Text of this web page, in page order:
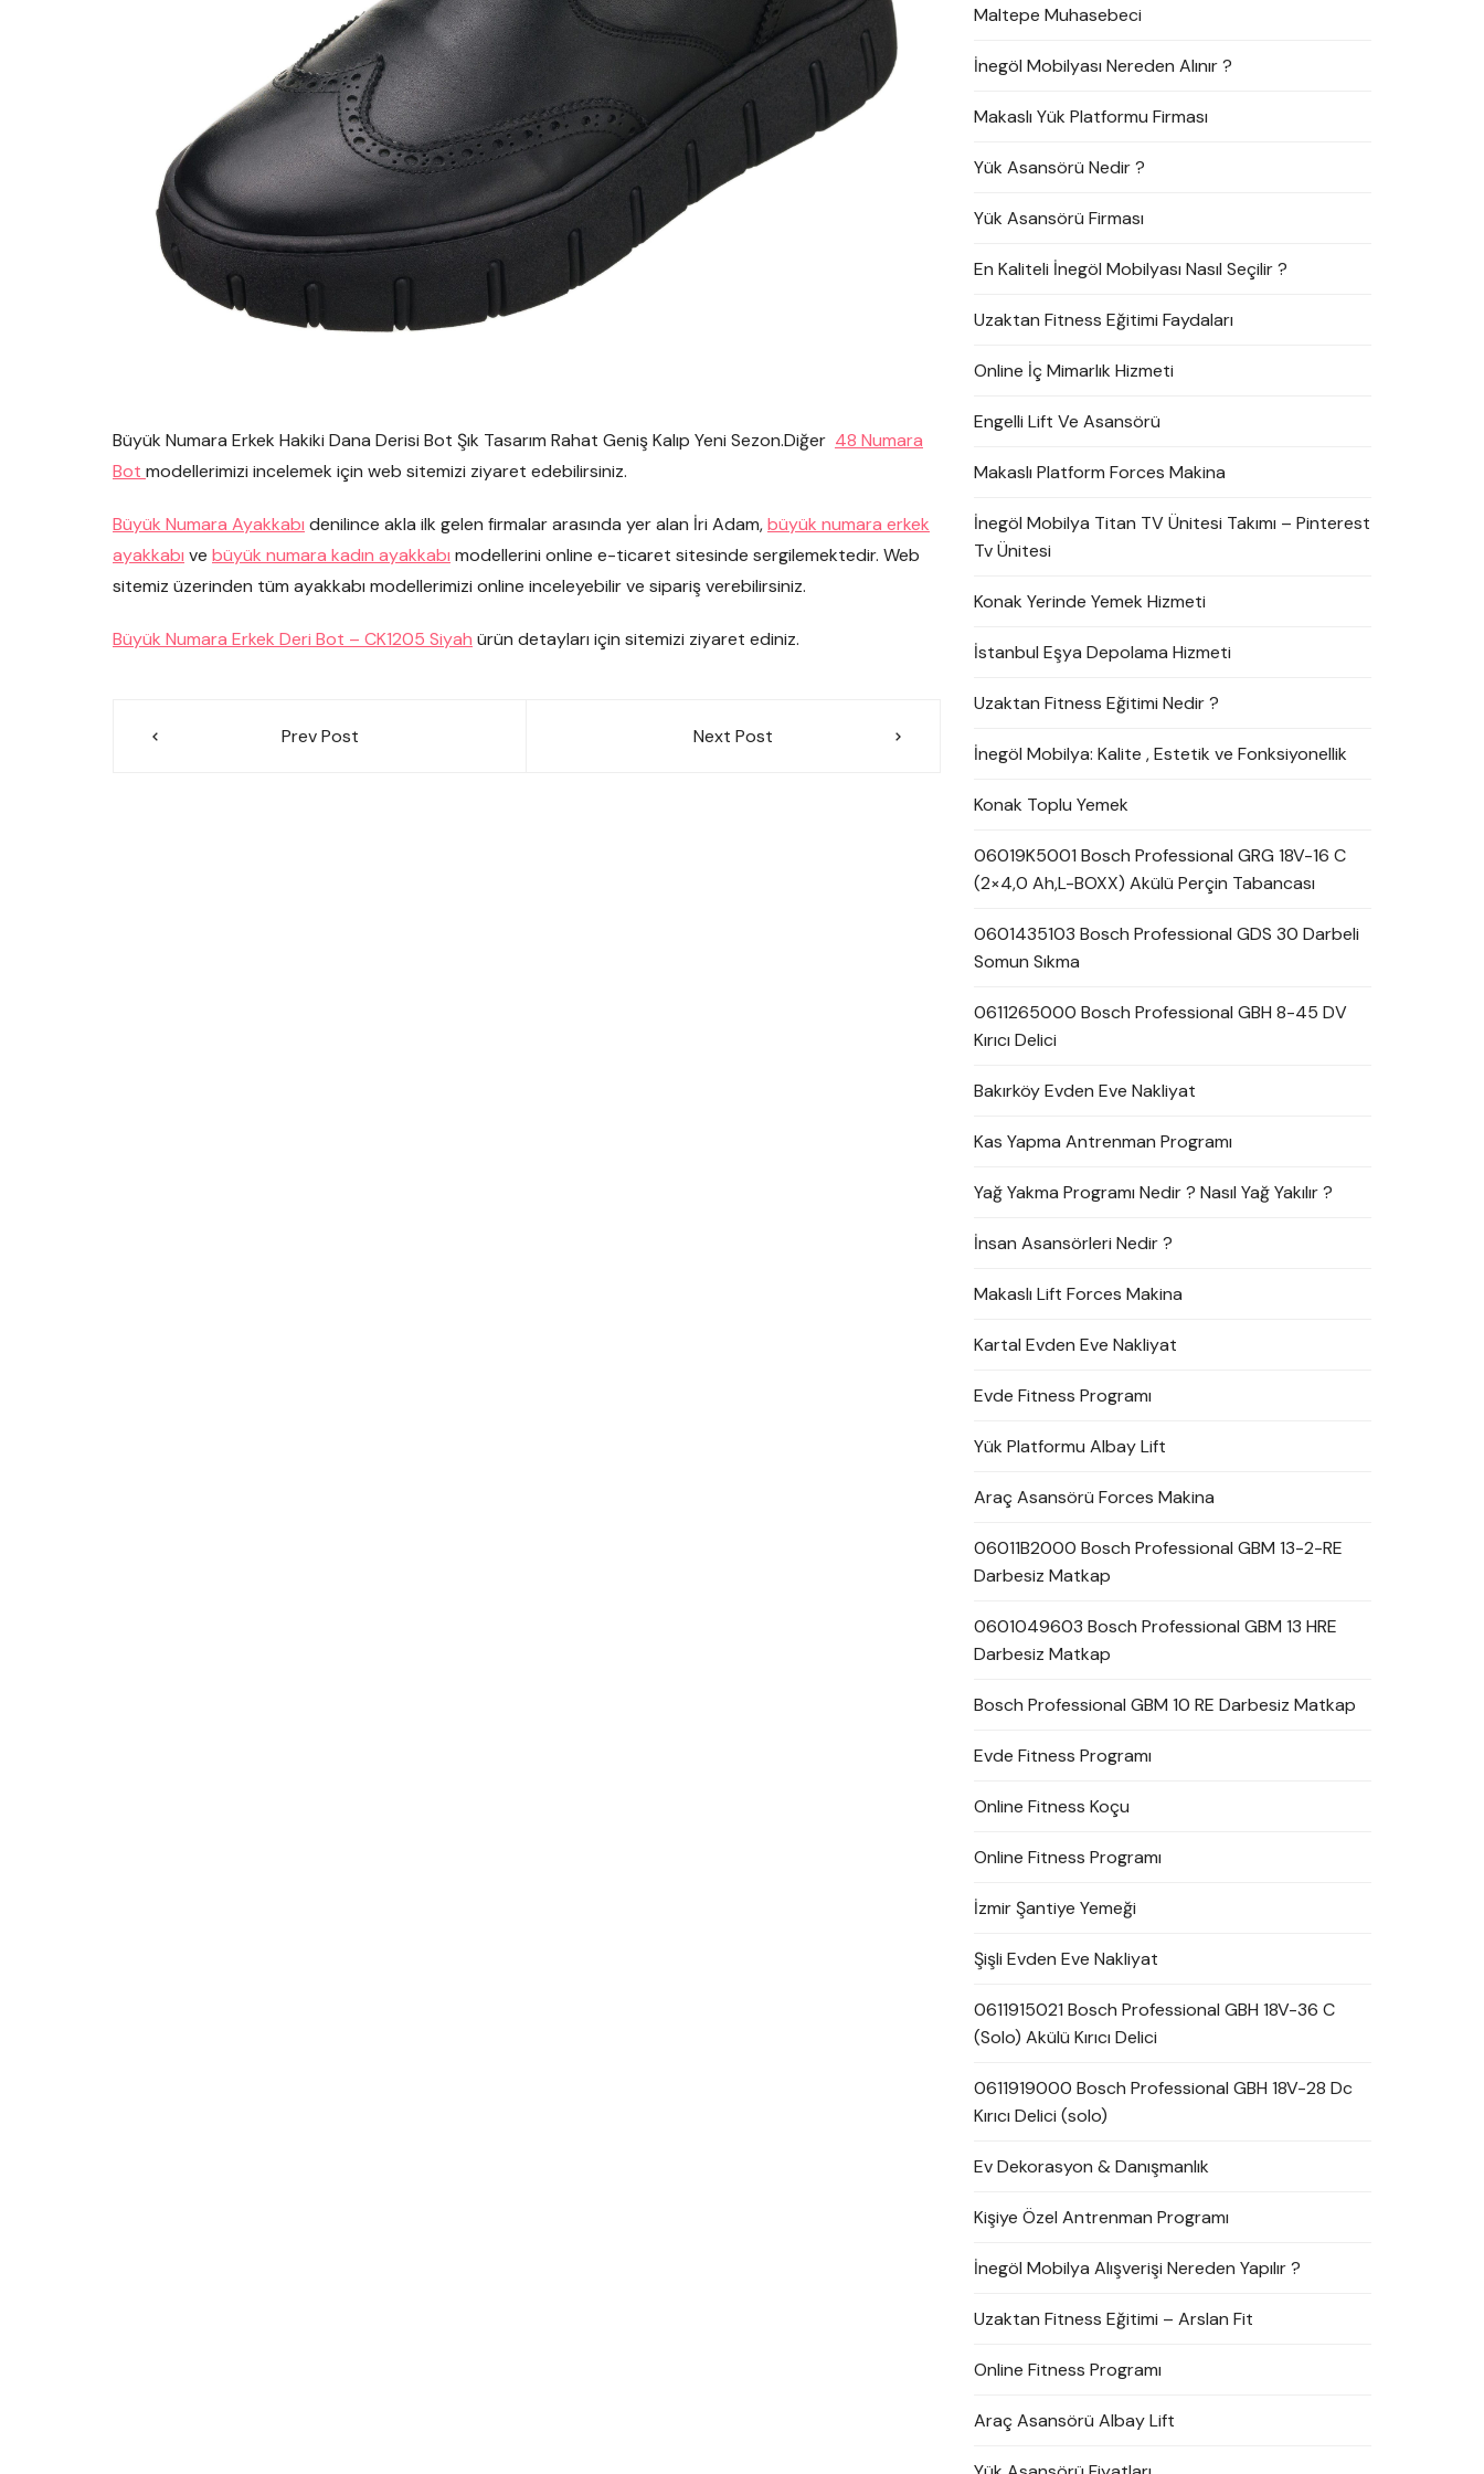
Büyük Numara Erkek Hakiki Dana Derisi Bot Şık Tasarım Rahat Geniş Kalıp Yeni Sezon.Diğer 48 Numara
Bot modellerimizi incelemek için web sitemizi ziyaret edebilirsiniz.
Büyük Numara Ayakkabı denilince akla ilk gelen firmalar arasında yer alan İri Adam,büyük numara erkek
ayakkabı ve büyük numara kadın ayakkabı modellerini online e-ticaret sitesinde sergilemektedir. Web
sitemiz üzerinden tüm ayakkabı modellerimizi online inceleyebilir ve sipariş verebilirsiniz.
Büyük Numara Erkek Deri Bot – CK1205 Siyah ürün detayları için sitemizi ziyaret ediniz.
Prev Post Next Post
Maltepe Muhasebeci
İnegöl Mobilyası Nereden Alınır ?
Makaslı Yük Platformu Firması
Yük Asansörü Nedir ?
Yük Asansörü Firması
En Kaliteli İnegöl Mobilyası Nasıl Seçilir ?
Uzaktan Fitness Eğitimi Faydaları
Online İç Mimarlık Hizmeti
Engelli Lift Ve Asansörü
Makaslı Platform Forces Makina
İnegöl Mobilya Titan TV Ünitesi Takımı – Pinterest
Tv Ünitesi
Konak Yerinde Yemek Hizmeti
İstanbul Eşya Depolama Hizmeti
Uzaktan Fitness Eğitimi Nedir ?
İnegöl Mobilya: Kalite , Estetik ve Fonksiyonellik
Konak Toplu Yemek
06019K5001 Bosch Professional GRG 18V-16 C
(2×4,0 Ah,L-BOXX) Akülü Perçin Tabancası
0601435103 Bosch Professional GDS 30 Darbeli
Somun Sıkma
0611265000 Bosch Professional GBH 8-45 DV
Kırıcı Delici
Bakırköy Evden Eve Nakliyat
Kas Yapma Antrenman Programı
Yağ Yakma Programı Nedir ? Nasıl Yağ Yakılır ?
İnsan Asansörleri Nedir ?
Makaslı Lift Forces Makina
Kartal Evden Eve Nakliyat
Evde Fitness Programı
Yük Platformu Albay Lift
Araç Asansörü Forces Makina
06011B2000 Bosch Professional GBM 13-2-RE
Darbesiz Matkap
0601049603 Bosch Professional GBM 13 HRE
Darbesiz Matkap
Bosch Professional GBM 10 RE Darbesiz Matkap
Evde Fitness Programı
Online Fitness Koçu
Online Fitness Programı
İzmir Şantiye Yemeği
Şişli Evden Eve Nakliyat
0611915021 Bosch Professional GBH 18V-36 C
(Solo) Akülü Kırıcı Delici
0611919000 Bosch Professional GBH 18V-28 Dc
Kırıcı Delici (solo)
Ev Dekorasyon & Danışmanlık
Kişiye Özel Antrenman Programı
İnegöl Mobilya Alışverişi Nereden Yapılır ?
Uzaktan Fitness Eğitimi – Arslan Fit
Online Fitness Programı
Araç Asansörü Albay Lift